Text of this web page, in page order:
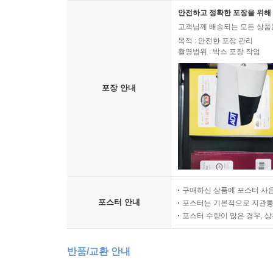
포장 안내
안전하고 정확한 포장을 위
고객님께 배송되는 모든 상
목적 : 안전한 포장 관리
촬영범위 : 박스 포장 작업
포스터 안내
구매하신 상품에 포스터 사
포스터는 기본적으로 지관
포스터 수량이 많은 경우,
반품/교환 안내